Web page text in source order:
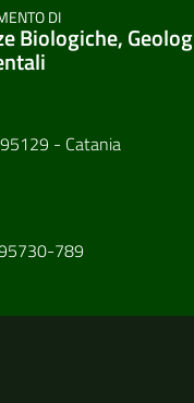
DI
Biologiche,
- Catania
789
utili